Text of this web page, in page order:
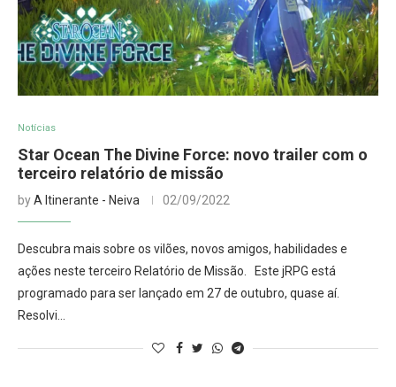
Notícias
Star Ocean The Divine Force: novo trailer com o
terceiro relatório de missão
byA Itinerante - Neiva 02/09/2022
Descubra mais sobre os vilões, novos amigos, habilidades e
ações neste terceiro Relatório de Missão. Este jRPG está
programado para ser lançado em 27 de outubro, quase aí.
Resolvi…